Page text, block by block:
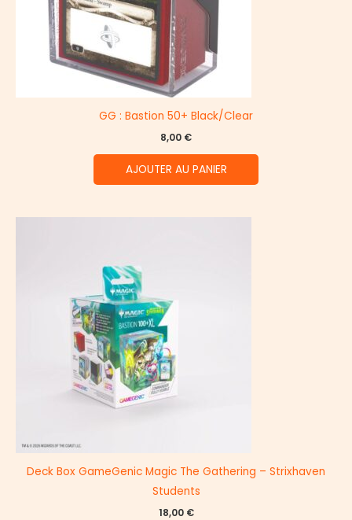
GG : Bastion 50+ Black/Clear
8,00 €
AJOUTER AU PANIER
Deck Box GameGenic Magic The Gathering – Strixhaven
Students
18,00 €